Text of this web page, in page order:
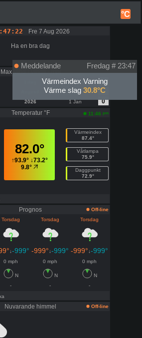
°C
Fre 7 Aug 2026
Ha en bra dag
Max Vind | Vindil - mpt
2:00 am
0
1
0
2026 1 Jan
0
Temperatur °F
11:46 pm
82.0°
↑93.9°↓73.2°
9.8°
Värmeindex
87.4°
Våtlampa
75.9°
Daggpunkt
72.9°
Prognos
Off-line
Torsdag Torsdag Torsdag
↓-999° -999°↓-999° -999°↓-999°
0 mph 0 mph 0 mph
N N
N
- -
-
Nuvarande himmel Off-line
Meddelande
Fredag ​​# 23:47
Värmeindex Varning
Värme slag 30.8°C